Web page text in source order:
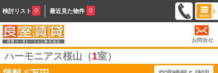
検討リスト 0 最近見た物件 0
お問合せ
ハーモニアス桜山（1室）